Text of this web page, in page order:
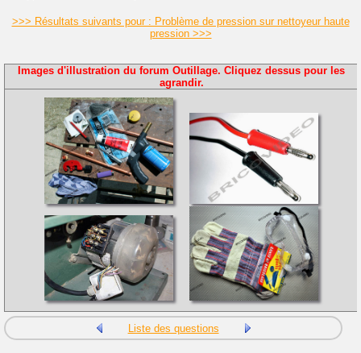
>>> Résultats suivants pour : Problème de pression sur nettoyeur haute
pression >>>
Images d'illustration du forum Outillage. Cliquez dessus pour les
agrandir.
Liste des questions